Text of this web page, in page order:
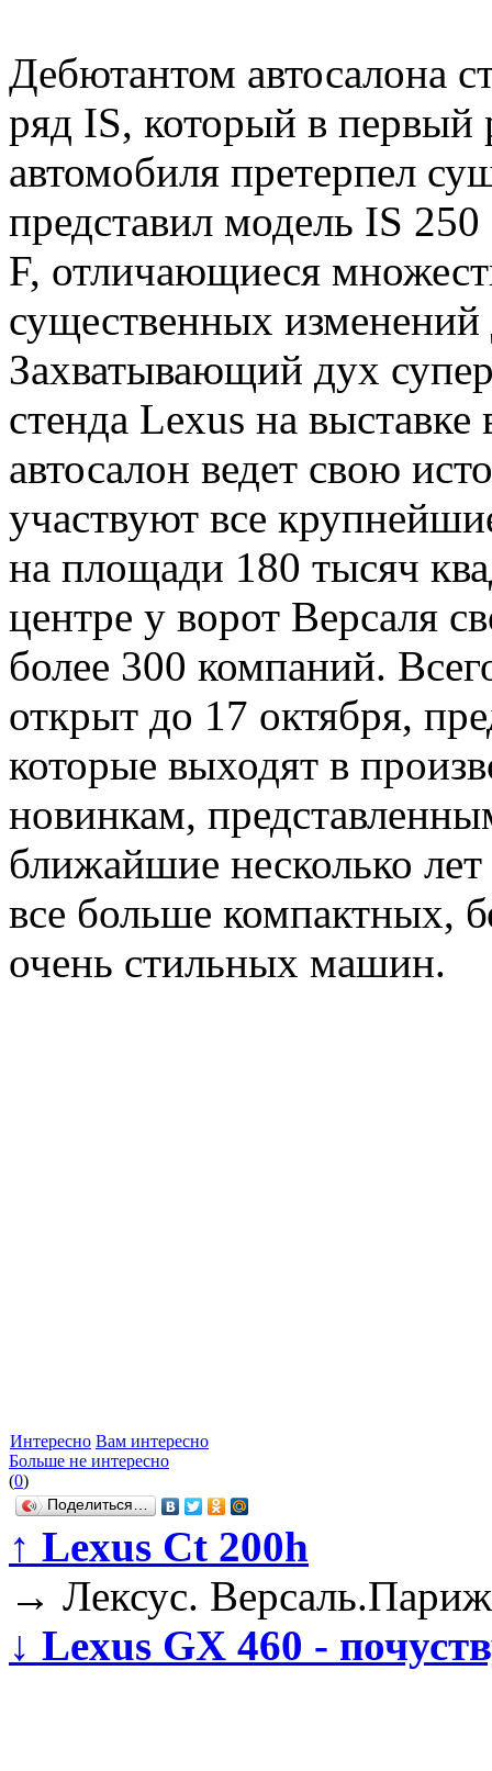
Дебютантом автосалона
ряд IS, который в первый
автомобиля претерпел
представил модель IS
F, отличающиеся
существенных изменений
Захватывающий дух
стенда Lexus на
автосалон ведет свою
участвуют все
на площади 180 тысяч
центре у ворот Версаля
более 300 компаний.
открыт до 17 октября,
которые выходят в
новинкам,
ближайшие несколько лет
все больше компактных,
очень стильных машин.
Интересно Вам интересно
Больше не интересно
(0)
Поделиться…
↑ Lexus Ct 200h
→ Лексус.
↓ Lexus GX 460 -